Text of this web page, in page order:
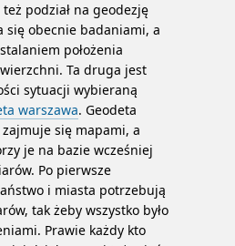
podział na geodezję
się obecnie badaniami, a
położenia
Ta druga jest
sytuacji wybieraną
warszawa. Geodeta
się mapami, a
je na bazie wcześniej
Po pierwsze
i miasta potrzebują
tak żeby wszystko było
Prawie każdy kto